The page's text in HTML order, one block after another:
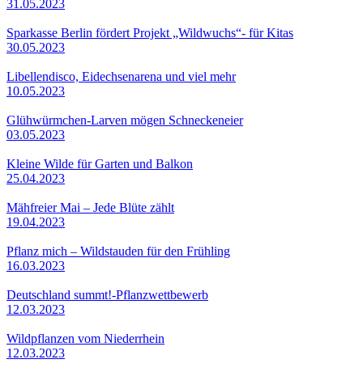
31.05.2023
Sparkasse Berlin fördert Projekt „Wildwuchs“- für Kitas
30.05.2023
Libellendisco, Eidechsenarena und viel mehr
10.05.2023
Glühwürmchen-Larven mögen Schneckeneier
03.05.2023
Kleine Wilde für Garten und Balkon
25.04.2023
Mähfreier Mai – Jede Blüte zählt
19.04.2023
Pflanz mich – Wildstauden für den Frühling
16.03.2023
Deutschland summt!-Pflanzwettbewerb
12.03.2023
Wildpflanzen vom Niederrhein
12.03.2023